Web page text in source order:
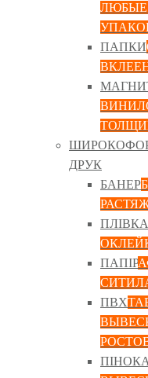
ЛЮБЫЕ
ПАПКИ
ДРУК
БАНЕР
ПЛІВКА
ПАПІР
ПВХ